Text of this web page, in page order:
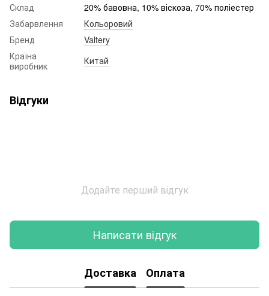
Склад
20% бавовна, 10% віскоза, 70% поліестер
Забарвлення
Кольоровий
Бренд
Valtery
Країна
виробник
Китай
Відгуки
Додайте перший відгук
Написати відгук
Доставка Оплата